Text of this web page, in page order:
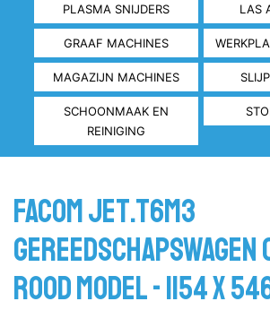
PLASMA SNIJDERS LAS
GRAAF MACHINES
MAGAZIJN MACHINES
SCHOONMAAK EN
REINIGING
Facom JET.T6M3
Gereedschapswagen
Rood model - 1154 x